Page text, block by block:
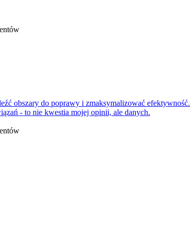
obszary do poprawy i zmaksymalizować efektywność.
- to nie kwestia mojej opinii, ale danych.